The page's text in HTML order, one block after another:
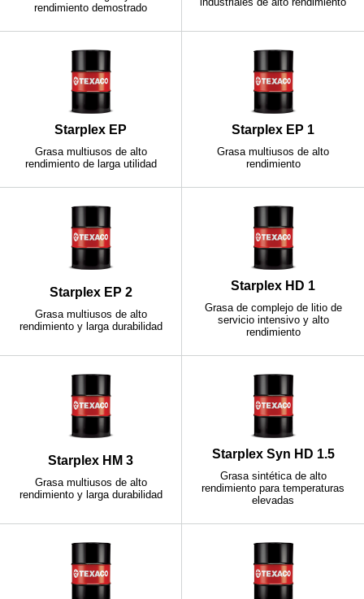
rendimiento demostrado
Starplex EP
Grasa multiusos de alto
rendimiento de larga utilidad
Starplex EP 1
Grasa multiusos de alto
rendimiento
Starplex EP 2
Grasa multiusos de alto
rendimiento y larga durabilidad
Starplex HD 1
Grasa de complejo de litio de
servicio intensivo y alto
rendimiento
Starplex HM 3
Grasa multiusos de alto
rendimiento y larga durabilidad
Starplex Syn HD 1.5
Grasa sintética de alto
rendimiento para temperaturas
elevadas